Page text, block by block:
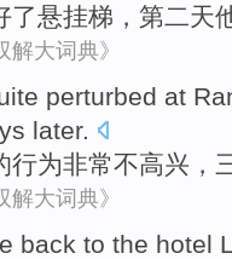
了悬挂梯 ， 第二天
解大词典》
perturbed at
later.
行为非常不高兴，
解大词典》
back to the hotel